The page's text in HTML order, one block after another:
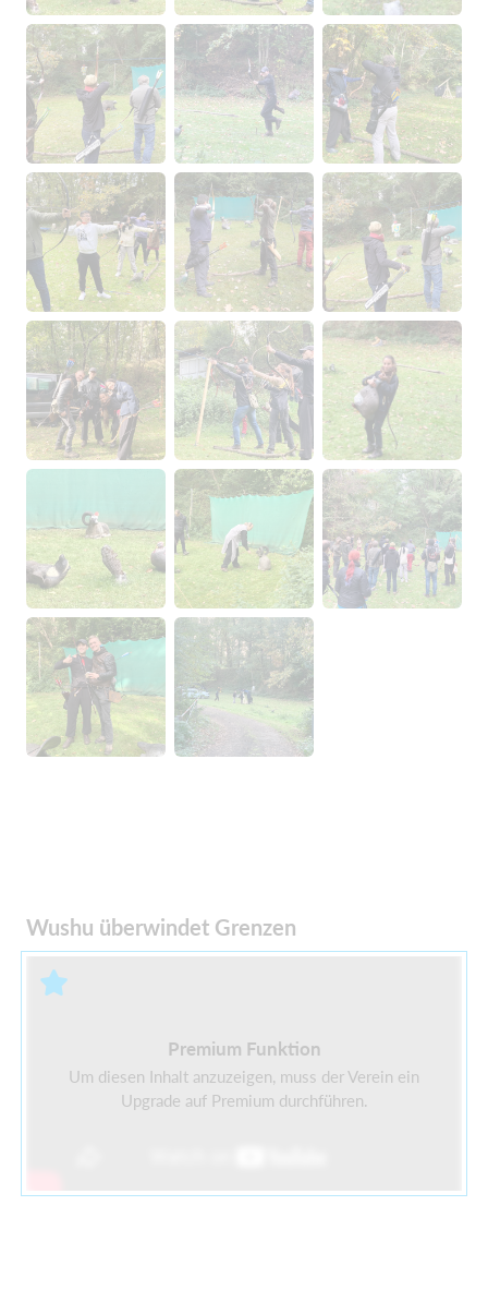
Wushu überwindet Grenzen
Premium Funktion
Um diesen Inhalt anzuzeigen, muss der Verein ein
Upgrade auf Premium durchführen.